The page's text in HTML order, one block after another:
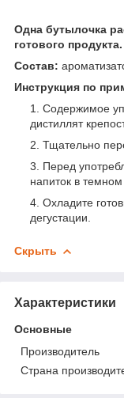
Одна бутылочка
готового продукта.
Состав:
Инструкция по
Содержимое
дистиллят
Тщательно
Перед
напиток в
Охладите
дегустации.
Скрыть
Характеристики
Основные
Производитель
Страна